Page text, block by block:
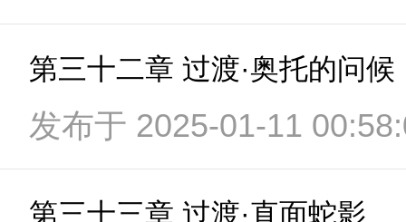
第三十二章 过渡·奥托的问候
发布于 2025-01-11
第三十三章 过渡·直面蛇影